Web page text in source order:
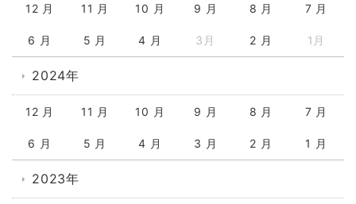
12 月 11 月 10 月 9 月 8 月 7 月
6 月 5 月 4 月 3月 2 月 1月
2024年
12 月 11 月 10 月 9 月 8 月 7 月
6 月 5 月 4 月 3 月 2 月 1 月
2023年